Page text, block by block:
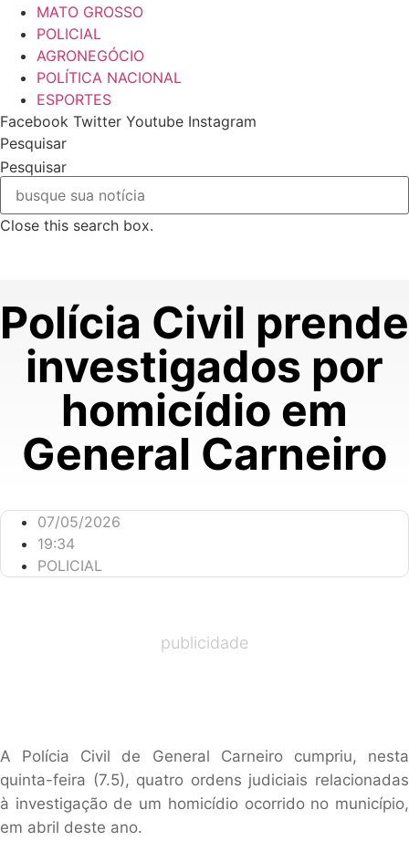
MATO GROSSO
POLICIAL
AGRONEGÓCIO
POLÍTICA NACIONAL
ESPORTES
Facebook Twitter Youtube Instagram
Pesquisar
Pesquisar
Close this search box.
Polícia Civil prende
investigados por
homicídio em
General Carneiro
07/05/2026
19:34
POLICIAL
publicidade
A Polícia Civil de General Carneiro cumpriu, nesta
quinta-feira (7.5), quatro ordens judiciais relacionadas
à investigação de um homicídio ocorrido no município,
em abril deste ano.